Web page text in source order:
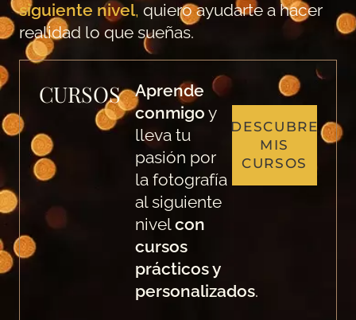
siguiente nivel, quiero ayudarte a hacer
realidad lo que sueñas.
CURSOS
Aprende
conmigo y
lleva tu
pasión por
la fotografía
al siguiente
nivelcon
cursos
prácticos y
personalizados.
DESCUBRE
MIS
CURSOS